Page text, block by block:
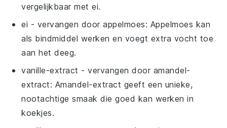
vergelijkbaar met ei.
ei - vervangen doorappelmoes: Appelmoes kan
als bindmiddel werken en voegt extra vocht toe
aan het deeg.
vanille-extract - vervangen door amandel-
extract: Amandel-extract geeft een unieke,
nootachtige smaak die goed kan werken in
koekjes.